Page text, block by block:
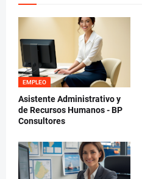
EMPLEO
Asistente Administrativo y
de Recursos Humanos - BP
Consultores